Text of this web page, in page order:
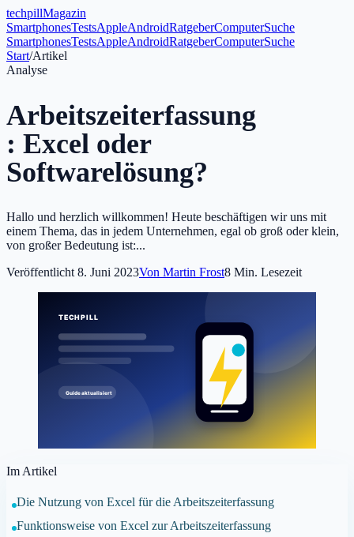
techpillMagazin
SmartphonesTestsAppleAndroidRatgeberComputerSuche
SmartphonesTestsAppleAndroidRatgeberComputerSuche
Start/Artikel
Analyse
Arbeitszeiterfassung
: Excel oder
Softwarelösung?
Hallo und herzlich willkommen! Heute beschäftigen wir uns mit
einem Thema, das in jedem Unternehmen, egal ob groß oder klein,
von großer Bedeutung ist:...
Veröffentlicht 8. Juni 2023Von Martin Frost8 Min. Lesezeit
Im Artikel
Die Nutzung von Excel für die Arbeitszeiterfassung
Funktionsweise von Excel zur Arbeitszeiterfassung